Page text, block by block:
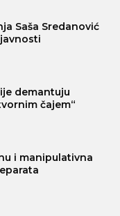
Saša Sredanović
demantuju
čajem“
i manipulativna